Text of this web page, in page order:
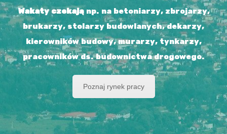
Wakaty czekająnp. na betoniarzy, zbrojarzy,
brukarzy, stolarzy budowlanych, dekarzy,
kierowników budowy, murarzy, tynkarzy,
pracowników ds. budownictwa drogowego.
Poznaj rynek pracy